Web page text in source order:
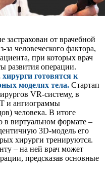
застрахован от врачебной
человеческого фактора,
при которых врач
развития операции.
готовятся к
моделях тела. Стартап
VR-систему, в
и ангиограммы
человека. В итоге
в виртуальном формате –
3D-модель его
хирурги тренируются.
– на ней врач может
предсказав основные